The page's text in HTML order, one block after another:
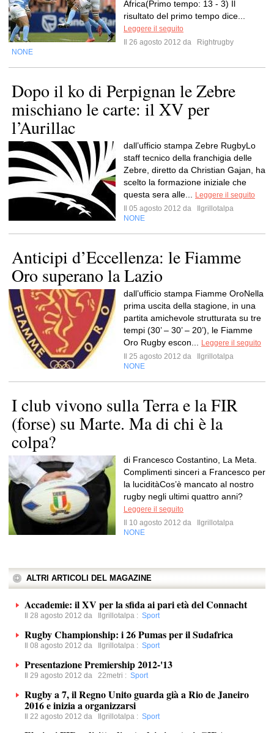
Africa(Primo tempo: 13 - 3) Il
risultato del primo tempo dice...
Leggere il seguito
Il 26 agosto 2012 da
Rightrugby
NONE
Dopo il ko di Perpignan le Zebre
mischiano le carte: il XV per
l’Aurillac
dall’ufficio stampa Zebre RugbyLo
staff tecnico della franchigia delle
Zebre, diretto da Christian Gajan, ha
scelto la formazione iniziale che
questa sera alle...
Leggere il seguito
Il 05 agosto 2012 da
Ilgrillotalpa
NONE
Anticipi d’Eccellenza: le Fiamme
Oro superano la Lazio
dall’ufficio stampa Fiamme OroNella
prima uscita della stagione, in una
partita amichevole strutturata su tre
tempi (30’ – 30’ – 20’), le Fiamme
Oro Rugby escon...
Leggere il seguito
Il 25 agosto 2012 da
Ilgrillotalpa
NONE
I club vivono sulla Terra e la FIR
(forse) su Marte. Ma di chi è la
colpa?
di Francesco Costantino, La Meta.
Complimenti sinceri a Francesco per
la luciditàCos’è mancato al nostro
rugby negli ultimi quattro anni?
Leggere il seguito
Il 10 agosto 2012 da
Ilgrillotalpa
NONE
ALTRI ARTICOLI DEL MAGAZINE
Accademie: il XV per la sfida ai pari età del Connacht
Il 28 agosto 2012 da Ilgrillotalpa : Sport
Rugby Championship: i 26 Pumas per il Sudafrica
Il 08 agosto 2012 da Ilgrillotalpa : Sport
Presentazione Premiership 2012-'13
Il 29 agosto 2012 da 22metri : Sport
Rugby a 7, il Regno Unito guarda già a Rio de Janeiro
2016 e inizia a organizzarsi
Il 22 agosto 2012 da Ilgrillotalpa : Sport